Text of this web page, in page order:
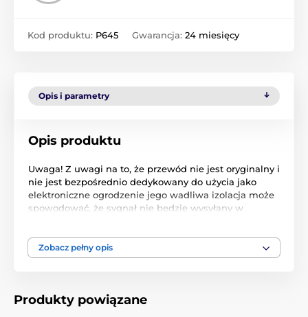
Kod produktu: P645 Gwarancja: 24 miesięcy
Opis i parametry
Opis produktu
Uwaga! Z uwagi na to, że przewód nie jest oryginalny i
nie jest bezpośrednio dedykowany do użycia jako
elektroniczne ogrodzenie jego wadliwa izolacja może
spowodować, że sygnał nie będzie wysyłany w
skontroluj stan przewodu a w przypadku znalezienia
przerwania, przewód utnij i połącz go za pomocą
Warianty kolorystyczne
Zobacz pełny opis
Produkty powiązane